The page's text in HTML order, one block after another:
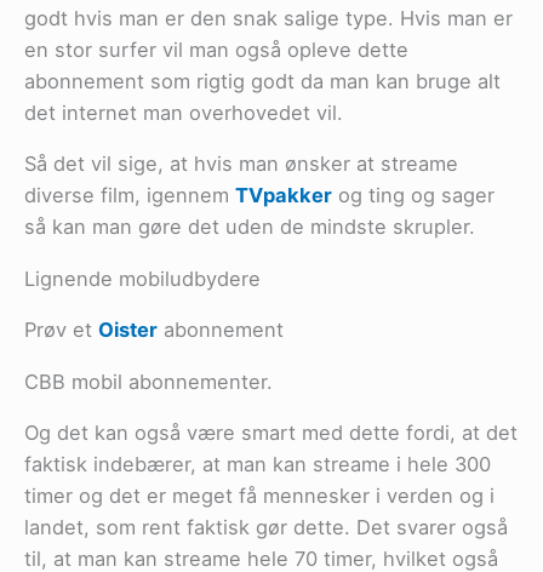
godt hvis man er den snak salige type. Hvis man er
en stor surfer vil man også opleve dette
abonnement som rigtig godt da man kan bruge alt
det internet man overhovedet vil.
Så det vil sige, at hvis man ønsker at streame
diverse film, igennem TVpakker og ting og sager
så kan man gøre det uden de mindste skrupler.
Lignende mobiludbydere
Prøv et Oister abonnement
CBB mobil abonnementer.
Og det kan også være smart med dette fordi, at det
faktisk indebærer, at man kan streame i hele 300
timer og det er meget få mennesker i verden og i
landet, som rent faktisk gør dette. Det svarer også
til, at man kan streame hele 70 timer, hvilket også